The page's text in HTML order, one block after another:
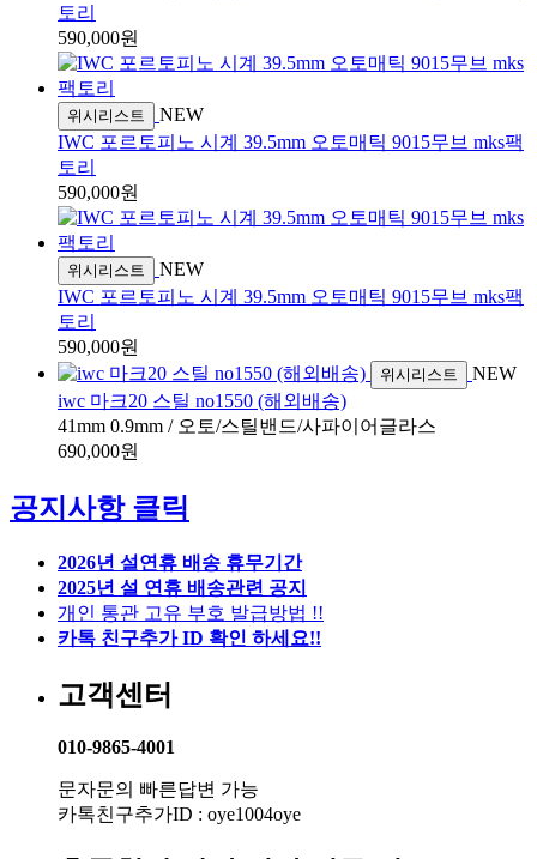
토리
590,000원
위시리스트
NEW
IWC 포르토피노 시계 39.5mm 오토매틱 9015무브 mks팩
토리
590,000원
위시리스트
NEW
IWC 포르토피노 시계 39.5mm 오토매틱 9015무브 mks팩
토리
590,000원
위시리스트
NEW
iwc 마크20 스틸 no1550 (해외배송)
41mm 0.9mm / 오토/스틸밴드/사파이어글라스
690,000원
공지사항 클릭
2026년 설연휴 배송 휴무기간
2025년 설 연휴 배송관련 공지
개인 통관 고유 부호 발급방법 !!
카톡 친구추가 ID 확인 하세요!!
고객센터
010-9865-4001
문자문의 빠른답변 가능
카톡친구추가ID : oye1004oye